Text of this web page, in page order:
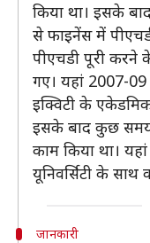
किया था। इसके बाद
से फाइनेंस में
पीएचडी पूरी
गए। यहां 2007-
इक्विटी के
इसके बाद कुछ
काम किया था।
यूनिवर्सिटी के
जानकारी